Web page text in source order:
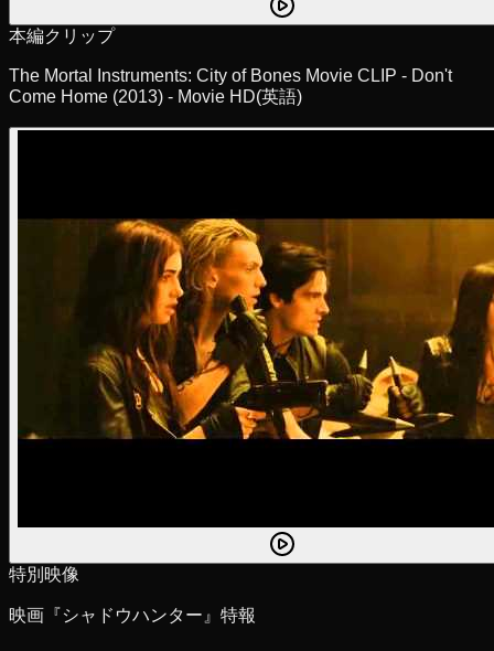
本編クリップ
The Mortal Instruments: City of Bones Movie CLIP - Don't
Come Home (2013) - Movie HD(英語)
特別映像
映画『シャドウハンター』特報